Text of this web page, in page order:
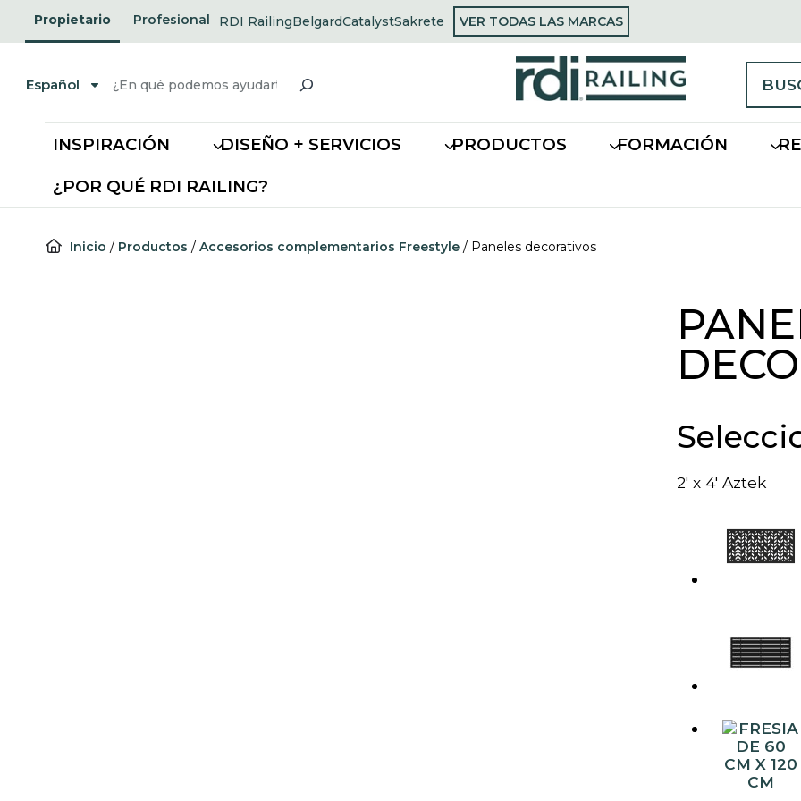
Propietario Profesional RDI RailingBelgard
opens
tab
Catalyst
opens Sakrete
opens VER TODAS LAS MARCASOPENS
IN
A
NEW
TAB
Español
INSPIRACIÓN DISEÑO + SERVICIOS PRODUCTOS FORMACIÓN
¿POR QUÉ RDI RAILING?
Inicio / Productos / Accesorios complementarios Freestyle / Paneles decorativos
2' x 4' Aztek